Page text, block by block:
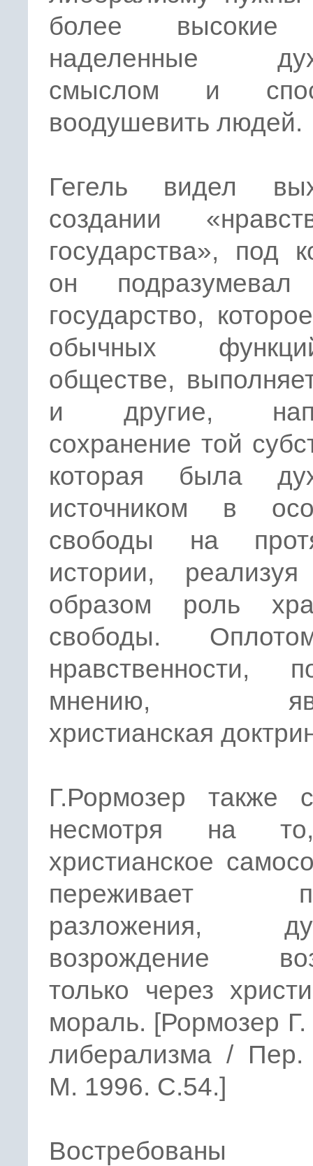
более высокие
наделенные
смыслом и
воодушевить людей.
Гегель видел
создании
государства», под
он подразумевал
государство,
обычных
обществе,
и другие,
сохранение той
которая была
источником в
свободы на
истории,
образом роль
свободы.
нравственности,
мнению,
христианская
Г.Рормозер также
несмотря на
христианское
переживает
разложения,
возрождение
только через
мораль. [Рормозер Г.
либерализма /
M. 1996. С.54.]